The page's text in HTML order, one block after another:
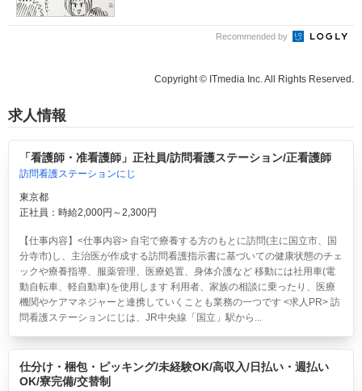
Recommended by
Copyright © ITmedia Inc. All Rights Reserved.
求人情報
「看護師・准看護師」正社員/訪問看護ステーション/正看護師
訪問看護ステーションにじ
東京都
正社員：時給2,000円～2,300円
【仕事内容】<仕事内容> 自宅で療養する方のもとに訪問(主に国立市、国
分寺市)し、主治医が作成する訪問看護指示書に基づいての健康状態のチェ
ックや療養指導、服薬管理、医療処置、身体介護など 移動には社用車(電
動自転車、軽自動車)を使用します 利用者、家族の相談に乗ったり、医療
機関やケアマネジャーと連携していくことも業務の一つです <求人PR> 訪
問看護ステーションにじは、JR中央線「国立」駅から...
仕分け・梱包・ピッキング/未経験OK/高収入/日払い・週払い
OK/寮完備/交替制